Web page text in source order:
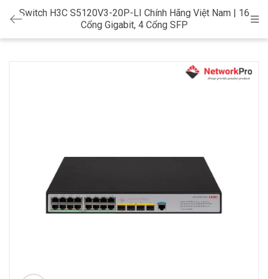
Switch H3C S5120V3-20P-LI Chính Hãng Việt Nam | 16
Cổng Gigabit, 4 Cổng SFP